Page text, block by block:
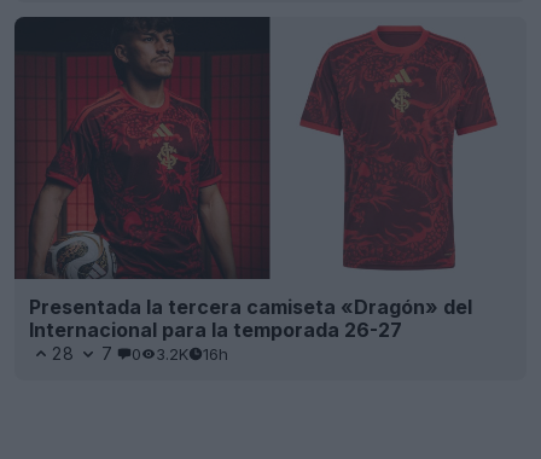
Presentada la tercera camiseta «Dragón» del
Internacional para la temporada 26-27
28 7 0 3.2K 16h